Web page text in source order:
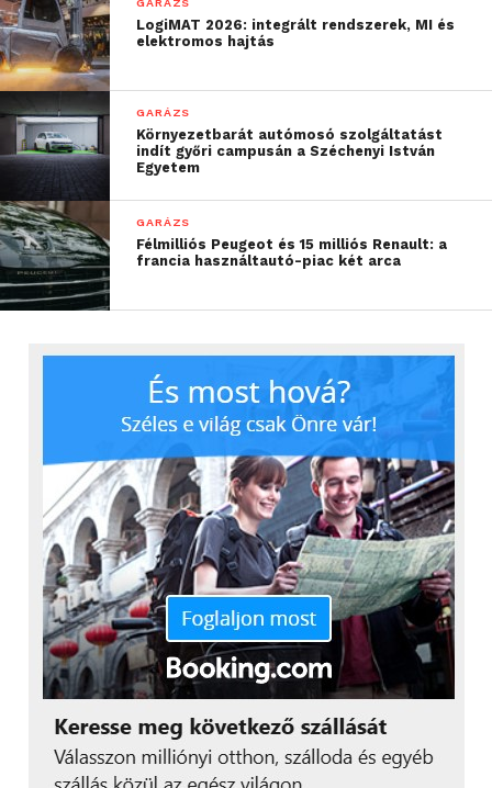
LogiMAT 2026: integrált rendszerek, MI és
elektromos hajtás
GARÁZS
Környezetbarát autómosó szolgáltatást
indít győri campusán a Széchenyi István
Egyetem
GARÁZS
Félmilliós Peugeot és 15 milliós Renault: a
francia használtautó-piac két arca